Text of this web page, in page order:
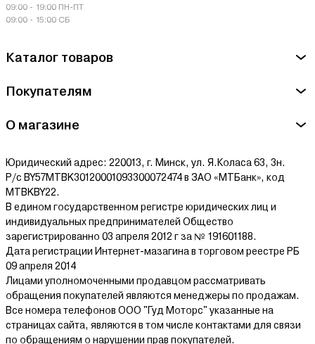
Каталог товаров
Покупателям
О магазине
Юридический адрес: 220013, г. Минск, ул. Я.Коласа 63, 3н.
Р/с BY57MTBK30120001093300072474 в ЗАО «МТБанк», код
MTBKBY22.
В едином государственном регистре юридических лиц и
индивидуальных предпринимателей Общество
зарегистрированно 03 апреля 2012 г за № 191601188.
Дата регистрации Интернет-мазагина в торговом реестре РБ
09 апреля 2014
Лицами уполномоченными продавцом рассматривать
обращения покупателей являются менеджеры по продажам.
Все номера телефонов ООО "Гуд Моторс" указанные на
страницах сайта, являются в том числе контактами для связи
по обращениям о нарушении прав покупателей.
09:00 - 19:00 ПН-ПТ
09:00 - 15:00 СБ